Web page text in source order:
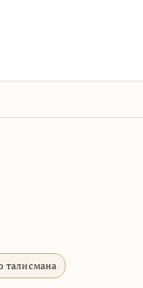
талисмана